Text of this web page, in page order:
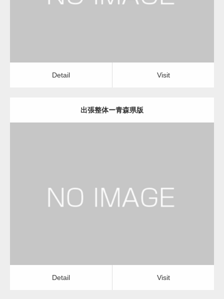
Detail Visit
Detail Visit
出張整体ー青森県版
Detail Visit
Detail Visit